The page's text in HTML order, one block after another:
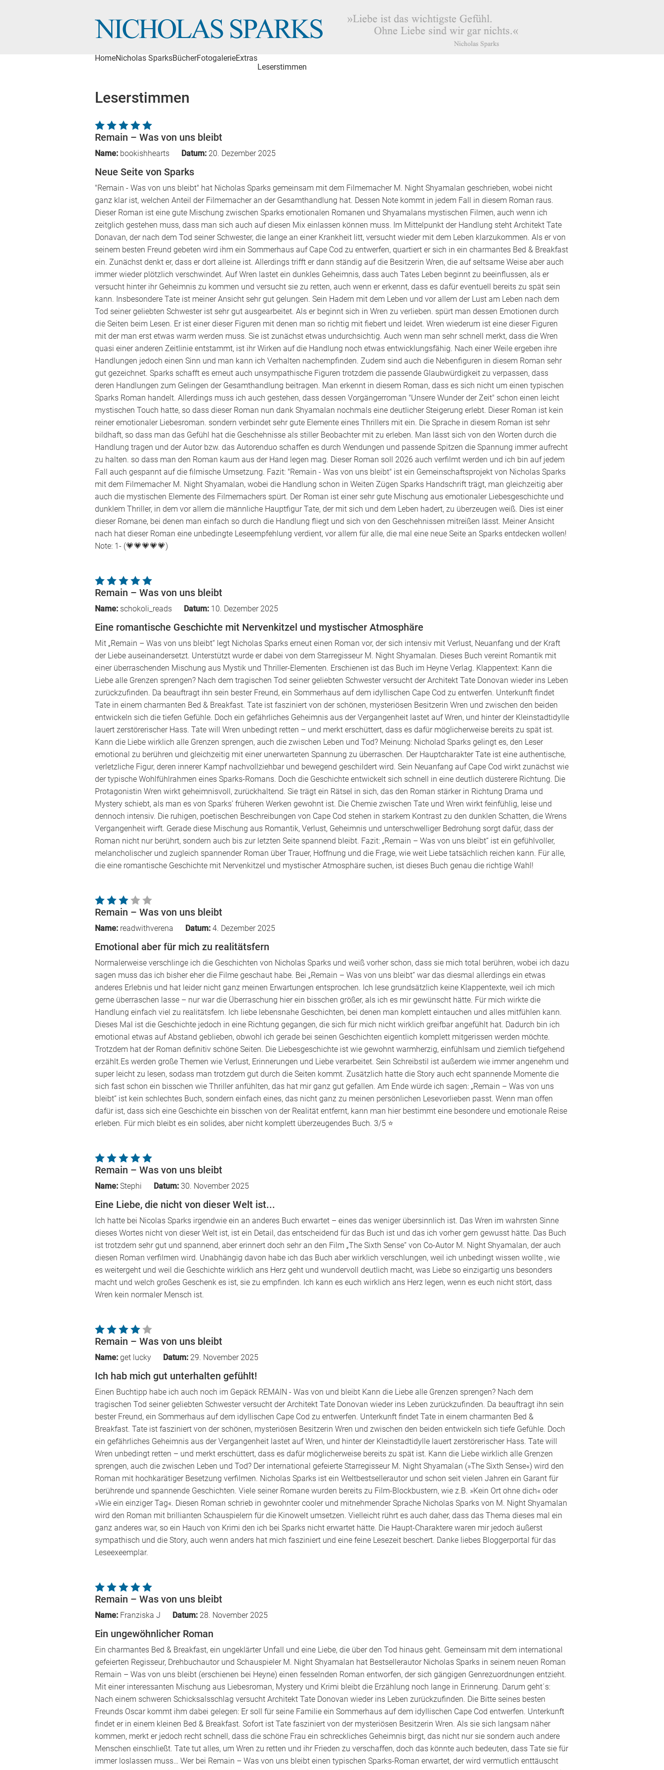
HomeNicholas SparksBücherFotogalerieExtras
Leserstimmen
Leserstimmen
Remain – Was von uns bleibt
Name: bookishhearts Datum: 20. Dezember 2025
Neue Seite von Sparks
"Remain - Was von uns bleibt" hat Nicholas Sparks gemeinsam mit dem Filmemacher M. Night Shyamalan geschrieben, wobei nicht
ganz klar ist, welchen Anteil der Filmemacher an der Gesamthandlung hat. Dessen Note kommt in jedem Fall in diesem Roman raus.
Dieser Roman ist eine gute Mischung zwischen Sparks emotionalen Romanen und Shyamalans mystischen Filmen, auch wenn ich
zeitglich gestehen muss, dass man sich auch auf diesen Mix einlassen können muss. Im Mittelpunkt der Handlung steht Architekt Tate
Donavan, der nach dem Tod seiner Schwester, die lange an einer Krankheit litt, versucht wieder mit dem Leben klarzukommen. Als er von
seinem besten Freund gebeten wird ihm ein Sommerhaus auf Cape Cod zu entwerfen, quartiert er sich in ein charmantes Bed & Breakfast
ein. Zunächst denkt er, dass er dort alleine ist. Allerdings trifft er dann ständig auf die Besitzerin Wren, die auf seltsame Weise aber auch
immer wieder plötzlich verschwindet. Auf Wren lastet ein dunkles Geheimnis, dass auch Tates Leben beginnt zu beeinflussen, als er
versucht hinter ihr Geheimnis zu kommen und versucht sie zu retten, auch wenn er erkennt, dass es dafür eventuell bereits zu spät sein
kann. Insbesondere Tate ist meiner Ansicht sehr gut gelungen. Sein Hadern mit dem Leben und vor allem der Lust am Leben nach dem
Tod seiner geliebten Schwester ist sehr gut ausgearbeitet. Als er beginnt sich in Wren zu verlieben. spürt man dessen Emotionen durch
die Seiten beim Lesen. Er ist einer dieser Figuren mit denen man so richtig mit fiebert und leidet. Wren wiederum ist eine dieser Figuren
mit der man erst etwas warm werden muss. Sie ist zunächst etwas undurchsichtig. Auch wenn man sehr schnell merkt, dass die Wren
quasi einer anderen Zeitlinie entstammt, ist ihr Wirken auf die Handlung noch etwas entwicklungsfähig. Nach einer Weile ergeben ihre
Handlungen jedoch einen Sinn und man kann ich Verhalten nachempfinden. Zudem sind auch die Nebenfiguren in diesem Roman sehr
gut gezeichnet. Sparks schafft es erneut auch unsympathische Figuren trotzdem die passende Glaubwürdigkeit zu verpassen, dass
deren Handlungen zum Gelingen der Gesamthandlung beitragen. Man erkennt in diesem Roman, dass es sich nicht um einen typischen
Sparks Roman handelt. Allerdings muss ich auch gestehen, dass dessen Vorgängerroman "Unsere Wunder der Zeit" schon einen leicht
mystischen Touch hatte, so dass dieser Roman nun dank Shyamalan nochmals eine deutlicher Steigerung erlebt. Dieser Roman ist kein
reiner emotionaler Liebesroman. sondern verbindet sehr gute Elemente eines Thrillers mit ein. Die Sprache in diesem Roman ist sehr
bildhaft, so dass man das Gefühl hat die Geschehnisse als stiller Beobachter mit zu erleben. Man lässt sich von den Worten durch die
Handlung tragen und der Autor bzw. das Autorenduo schaffen es durch Wendungen und passende Spitzen die Spannung immer aufrecht
zu halten. so dass man den Roman kaum aus der Hand legen mag. Dieser Roman soll 2026 auch verfilmt werden und ich bin auf jedem
Fall auch gespannt auf die filmische Umsetzung. Fazit: "Remain - Was von uns bleibt" ist ein Gemeinschaftsprojekt von Nicholas Sparks
mit dem Filmemacher M. Night Shyamalan, wobei die Handlung schon in Weiten Zügen Sparks Handschrift trägt, man gleichzeitig aber
auch die mystischen Elemente des Filmemachers spürt. Der Roman ist einer sehr gute Mischung aus emotionaler Liebesgeschichte und
dunklem Thriller, in dem vor allem die männliche Hauptfigur Tate, der mit sich und dem Leben hadert, zu überzeugen weiß. Dies ist einer
dieser Romane, bei denen man einfach so durch die Handlung fliegt und sich von den Geschehnissen mitreißen lässt. Meiner Ansicht
nach hat dieser Roman eine unbedingte Leseempfehlung verdient, vor allem für alle, die mal eine neue Seite an Sparks entdecken wollen!
Note: 1- (💗💗💗💗💗)
Remain – Was von uns bleibt
Name: schokoli_reads Datum: 10. Dezember 2025
Eine romantische Geschichte mit Nervenkitzel und mystischer Atmosphäre
Mit „Remain – Was von uns bleibt“ legt Nicholas Sparks erneut einen Roman vor, der sich intensiv mit Verlust, Neuanfang und der Kraft
der Liebe auseinandersetzt. Unterstützt wurde er dabei von dem Starregisseur M. Night Shyamalan. Dieses Buch vereint Romantik mit
einer überraschenden Mischung aus Mystik und Thriller-Elementen. Erschienen ist das Buch im Heyne Verlag. Klappentext: Kann die
Liebe alle Grenzen sprengen? Nach dem tragischen Tod seiner geliebten Schwester versucht der Architekt Tate Donovan wieder ins Leben
zurückzufinden. Da beauftragt ihn sein bester Freund, ein Sommerhaus auf dem idyllischen Cape Cod zu entwerfen. Unterkunft findet
Tate in einem charmanten Bed & Breakfast. Tate ist fasziniert von der schönen, mysteriösen Besitzerin Wren und zwischen den beiden
entwickeln sich die tiefen Gefühle. Doch ein gefährliches Geheimnis aus der Vergangenheit lastet auf Wren, und hinter der Kleinstadtidylle
lauert zerstörerischer Hass. Tate will Wren unbedingt retten – und merkt erschüttert, dass es dafür möglicherweise bereits zu spät ist.
Kann die Liebe wirklich alle Grenzen sprengen, auch die zwischen Leben und Tod? Meinung: Nicholad Sparks gelingt es, den Leser
emotional zu berühren und gleichzeitig mit einer unerwarteten Spannung zu überraschen. Der Hauptcharakter Tate ist eine authentische,
verletzliche Figur, deren innerer Kampf nachvollziehbar und bewegend geschildert wird. Sein Neuanfang auf Cape Cod wirkt zunächst wie
der typische Wohlfühlrahmen eines Sparks-Romans. Doch die Geschichte entwickelt sich schnell in eine deutlich düsterere Richtung. Die
Protagonistin Wren wirkt geheimnisvoll, zurückhaltend. Sie trägt ein Rätsel in sich, das den Roman stärker in Richtung Drama und
Mystery schiebt, als man es von Sparks’ früheren Werken gewohnt ist. Die Chemie zwischen Tate und Wren wirkt feinfühlig, leise und
dennoch intensiv. Die ruhigen, poetischen Beschreibungen von Cape Cod stehen in starkem Kontrast zu den dunklen Schatten, die Wrens
Vergangenheit wirft. Gerade diese Mischung aus Romantik, Verlust, Geheimnis und unterschwelliger Bedrohung sorgt dafür, dass der
Roman nicht nur berührt, sondern auch bis zur letzten Seite spannend bleibt. Fazit: „Remain – Was von uns bleibt“ ist ein gefühlvoller,
melancholischer und zugleich spannender Roman über Trauer, Hoffnung und die Frage, wie weit Liebe tatsächlich reichen kann. Für alle,
die eine romantische Geschichte mit Nervenkitzel und mystischer Atmosphäre suchen, ist dieses Buch genau die richtige Wahl!
Remain – Was von uns bleibt
Name: readwithverena Datum: 4. Dezember 2025
Emotional aber für mich zu realitätsfern
Normalerweise verschlinge ich die Geschichten von Nicholas Sparks und weiß vorher schon, dass sie mich total berühren, wobei ich dazu
sagen muss das ich bisher eher die Filme geschaut habe. Bei „Remain – Was von uns bleibt“ war das diesmal allerdings ein etwas
anderes Erlebnis und hat leider nicht ganz meinen Erwartungen entsprochen. Ich lese grundsätzlich keine Klappentexte, weil ich mich
gerne überraschen lasse – nur war die Überraschung hier ein bisschen größer, als ich es mir gewünscht hätte. Für mich wirkte die
Handlung einfach viel zu realitätsfern. Ich liebe lebensnahe Geschichten, bei denen man komplett eintauchen und alles mitfühlen kann.
Dieses Mal ist die Geschichte jedoch in eine Richtung gegangen, die sich für mich nicht wirklich greifbar angefühlt hat. Dadurch bin ich
emotional etwas auf Abstand geblieben, obwohl ich gerade bei seinen Geschichten eigentlich komplett mitgerissen werden möchte.
Trotzdem hat der Roman definitiv schöne Seiten. Die Liebesgeschichte ist wie gewohnt warmherzig, einfühlsam und ziemlich tiefgehend
erzählt.Es werden große Themen wie Verlust, Erinnerungen und Liebe verarbeitet. Sein Schreibstil ist außerdem wie immer angenehm und
super leicht zu lesen, sodass man trotzdem gut durch die Seiten kommt. Zusätzlich hatte die Story auch echt spannende Momente die
sich fast schon ein bisschen wie Thriller anfühlten, das hat mir ganz gut gefallen. Am Ende würde ich sagen: „Remain – Was von uns
bleibt“ ist kein schlechtes Buch, sondern einfach eines, das nicht ganz zu meinen persönlichen Lesevorlieben passt. Wenn man offen
dafür ist, dass sich eine Geschichte ein bisschen von der Realität entfernt, kann man hier bestimmt eine besondere und emotionale Reise
erleben. Für mich bleibt es ein solides, aber nicht komplett überzeugendes Buch. 3/5 ⭐️
Remain – Was von uns bleibt
Name: Stephi Datum: 30. November 2025
Eine Liebe, die nicht von dieser Welt ist...
Ich hatte bei Nicolas Sparks irgendwie ein an anderes Buch erwartet – eines das weniger übersinnlich ist. Das Wren im wahrsten Sinne
dieses Wortes nicht von dieser Welt ist, ist ein Detail, das entscheidend für das Buch ist und das ich vorher gern gewusst hätte. Das Buch
ist trotzdem sehr gut und spannend, aber erinnert doch sehr an den Film „The Sixth Sense“ von Co-Autor M. Night Shyamalan, der auch
diesen Roman verfilmen wird. Unabhängig davon habe ich das Buch aber wirklich verschlungen, weil ich unbedingt wissen wollte , wie
es weitergeht und weil die Geschichte wirklich ans Herz geht und wundervoll deutlich macht, was Liebe so einzigartig uns besonders
macht und welch großes Geschenk es ist, sie zu empfinden. Ich kann es euch wirklich ans Herz legen, wenn es euch nicht stört, dass
Wren kein normaler Mensch ist.
Remain – Was von uns bleibt
Name: get lucky Datum: 29. November 2025
Ich hab mich gut unterhalten gefühlt!
Einen Buchtipp habe ich auch noch im Gepäck REMAIN - Was von und bleibt Kann die Liebe alle Grenzen sprengen? Nach dem
tragischen Tod seiner geliebten Schwester versucht der Architekt Tate Donovan wieder ins Leben zurückzufinden. Da beauftragt ihn sein
bester Freund, ein Sommerhaus auf dem idyllischen Cape Cod zu entwerfen. Unterkunft findet Tate in einem charmanten Bed &
Breakfast. Tate ist fasziniert von der schönen, mysteriösen Besitzerin Wren und zwischen den beiden entwickeln sich tiefe Gefühle. Doch
ein gefährliches Geheimnis aus der Vergangenheit lastet auf Wren, und hinter der Kleinstadtidylle lauert zerstörerischer Hass. Tate will
Wren unbedingt retten – und merkt erschüttert, dass es dafür möglicherweise bereits zu spät ist. Kann die Liebe wirklich alle Grenzen
sprengen, auch die zwischen Leben und Tod? Der international gefeierte Starregisseur M. Night Shyamalan (»The Sixth Sense«) wird den
Roman mit hochkarätiger Besetzung verfilmen. Nicholas Sparks ist ein Weltbestsellerautor und schon seit vielen Jahren ein Garant für
berührende und spannende Geschichten. Viele seiner Romane wurden bereits zu Film-Blockbustern, wie z.B. »Kein Ort ohne dich« oder
»Wie ein einziger Tag«. Diesen Roman schrieb in gewohnter cooler und mitnehmender Sprache Nicholas Sparks von M. Night Shyamalan
wird den Roman mit brillianten Schauspielern für die Kinowelt umsetzen. Vielleicht rührt es auch daher, dass das Thema dieses mal ein
ganz anderes war, so ein Hauch von Krimi den ich bei Sparks nicht erwartet hätte. Die Haupt-Charaktere waren mir jedoch äußerst
sympathisch und die Story, auch wenn anders hat mich fasziniert und eine feine Lesezeit beschert. Danke liebes Bloggerportal für das
Leseexeemplar.
Remain – Was von uns bleibt
Name: Franziska J Datum: 28. November 2025
Ein ungewöhnlicher Roman
Ein charmantes Bed & Breakfast, ein ungeklärter Unfall und eine Liebe, die über den Tod hinaus geht. Gemeinsam mit dem international
gefeierten Regisseur, Drehbuchautor und Schauspieler M. Night Shyamalan hat Bestsellerautor Nicholas Sparks in seinem neuen Roman
Remain – Was von uns bleibt (erschienen bei Heyne) einen fesselnden Roman entworfen, der sich gängigen Genrezuordnungen entzieht.
Mit einer interessanten Mischung aus Liebesroman, Mystery und Krimi bleibt die Erzählung noch lange in Erinnerung. Darum geht´s:
Nach einem schweren Schicksalsschlag versucht Architekt Tate Donovan wieder ins Leben zurückzufinden. Die Bitte seines besten
Freunds Oscar kommt ihm dabei gelegen: Er soll für seine Familie ein Sommerhaus auf dem idyllischen Cape Cod entwerfen. Unterkunft
findet er in einem kleinen Bed & Breakfast. Sofort ist Tate fasziniert von der mysteriösen Besitzerin Wren. Als sie sich langsam näher
kommen, merkt er jedoch recht schnell, dass die schöne Frau ein schreckliches Geheimnis birgt, das nicht nur sie sondern auch andere
Menschen einschließt. Tate tut alles, um Wren zu retten und ihr Frieden zu verschaffen, doch das könnte auch bedeuten, dass Tate sie für
immer loslassen muss… Wer bei Remain – Was von uns bleibt einen typischen Sparks-Roman erwartet, der wird vermutlich enttäuscht